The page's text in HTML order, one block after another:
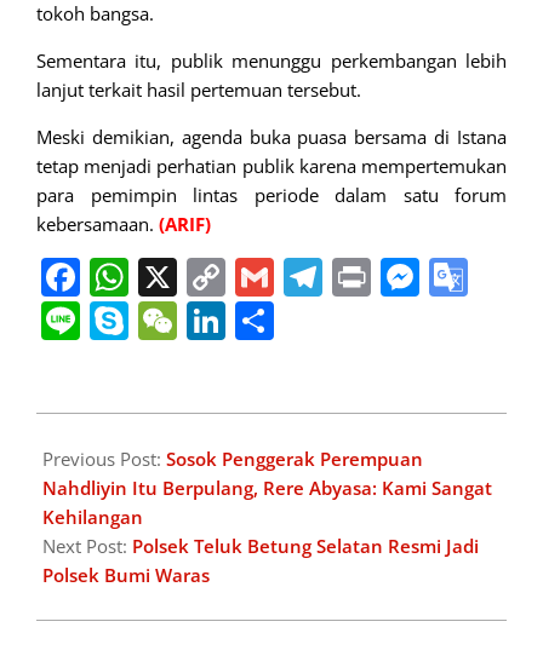
tokoh bangsa.
Sementara itu, publik menunggu perkembangan lebih
lanjut terkait hasil pertemuan tersebut.
Meski demikian, agenda buka puasa bersama di Istana
tetap menjadi perhatian publik karena mempertemukan
para pemimpin lintas periode dalam satu forum
kebersamaan. (ARIF)
Facebook
WhatsApp
X Copy
Link
GmailTelegram
Print
LineSkypeWeChat
LinkedIn
03-
03
Previous Post: Sosok Penggerak Perempuan
Nahdliyin Itu Berpulang, Rere Abyasa: Kami Sangat
Kehilangan
Next Post: Polsek Teluk Betung Selatan Resmi Jadi
Polsek Bumi Waras